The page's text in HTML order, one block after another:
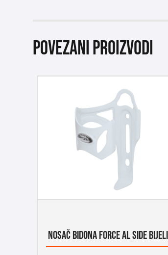
Povezani proizvodi
NOSAČ BIDONA FORCE AL SIDE BIJELI